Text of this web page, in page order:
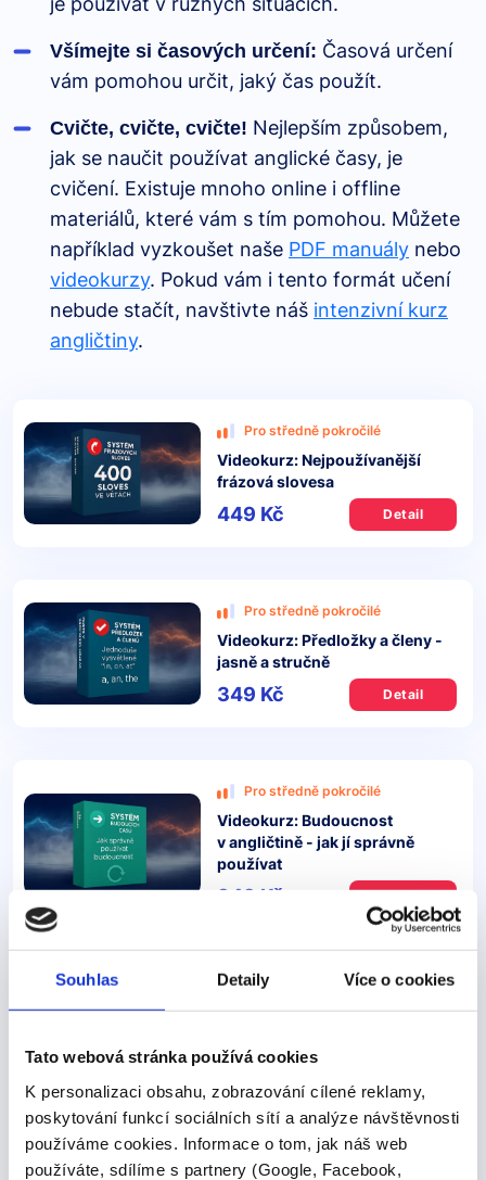
Souhlas Detaily Více o cookies
Tato webová stránka používá cookies
K personalizaci obsahu, zobrazování cílené reklamy,
poskytování funkcí sociálních sítí a analýze návštěvnosti
používáme cookies. Informace o tom, jak náš web
používáte, sdílíme s partnery (Google, Facebook,
Všímejte si časových určení: Časová určení
vám pomohou určit, jaký čas použít.
Cvičte, cvičte, cvičte! Nejlepším způsobem,
jak se naučit používat anglické časy, je
cvičení. Existuje mnoho online i offline
materiálů, které vám s tím pomohou. Můžete
například vyzkoušet naše PDF manuály nebo
videokurzy. Pokud vám i tento formát učení
nebude stačít, navštivte náš intenzivní kurz
angličtiny.
Pro středně pokročilé
Videokurz: Nejpoužívanější
frázová slovesa
449 Kč Detail
Pro středně pokročilé
Videokurz: Předložky a členy -
jasně a stručně
349 Kč Detail
Pro středně pokročilé
Videokurz: Budoucnost
v angličtině - jak jí správně
používat
349 Kč
Nejčastější otázky:
používají k vyjádření různých aspektů minulosti.
Tyto časy jsou: